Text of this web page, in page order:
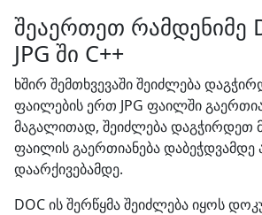
შეაერთეთ რამდენიმე
JPG ში C++
ხშირ შემთხვევაში შეიძლება
ფაილების ერთ JPG ფაილში
მაგალითად, შეიძლება დაგჭირდეთ
ფაილის გაერთიანება დაბეჭდვამდე
დაარქივებამდე.
DOC ის შერწყმა შეიძლება იყოს